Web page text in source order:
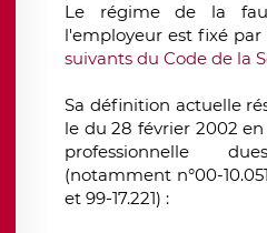
Le régime de la
l'employeur est fixé par
suivants du Code de la
Sa définition actuelle
le du 28 février 2002
professionnelle
(notamment n°00-
et 99-17.221) :